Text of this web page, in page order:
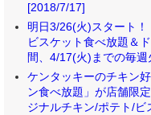
[2018/7/17]
明日3/26(火)スタート
ビスケット食べ放題＆
間、4/17(火)までの毎
ケンタッキーのチキン
ン食べ放題」が店舗限
ジナルチキン/ポテト/ビ